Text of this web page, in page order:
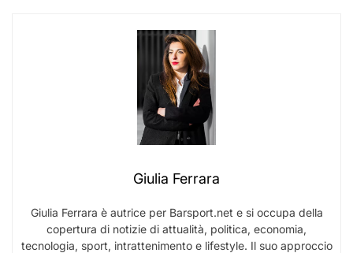
Giulia Ferrara
Giulia Ferrara è autrice per Barsport.net e si occupa della
copertura di notizie di attualità, politica, economia,
tecnologia, sport, intrattenimento e lifestyle. Il suo approccio